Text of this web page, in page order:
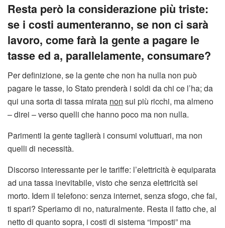
Resta però la considerazione più triste:
se i costi aumenteranno, se non ci sarà
lavoro, come farà la gente a pagare le
tasse ed a, parallelamente, consumare?
Per definizione, se la gente che non ha nulla non può
pagare le tasse, lo Stato prenderà i soldi da chi ce l’ha; da
qui una sorta di tassa mirata non sui più ricchi, ma almeno
– direi – verso quelli che hanno poco ma non nulla.
Parimenti la gente taglierà i consumi voluttuari, ma non
quelli di necessità.
Discorso interessante per le tariffe: l’elettricità è equiparata
ad una tassa inevitabile, visto che senza elettricità sei
morto. Idem il telefono: senza internet, senza sfogo, che fai,
ti spari? Speriamo di no, naturalmente. Resta il fatto che, al
netto di quanto sopra, i costi di sistema “imposti” ma